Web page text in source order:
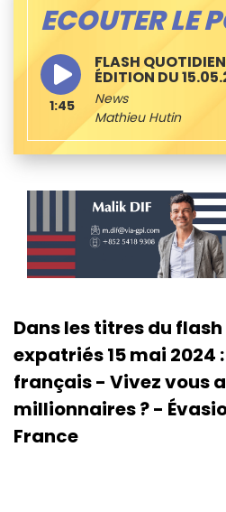
ECOUTER LE
FLASH
ÉDITION DU
News
Mathieu Hutin
1:45
Dans les titres du
expatriés 15 mai 2024
français - Vivez vous
millionnaires ? -
France